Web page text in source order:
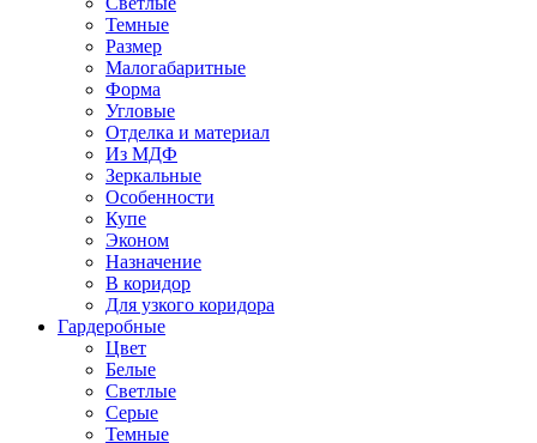
Темные
Размер
Малогабаритные
Форма
Угловые
Отделка и материал
Из МДФ
Зеркальные
Особенности
Купе
Эконом
Назначение
В коридор
Для узкого коридора
Гардеробные
Цвет
Белые
Светлые
Серые
Темные